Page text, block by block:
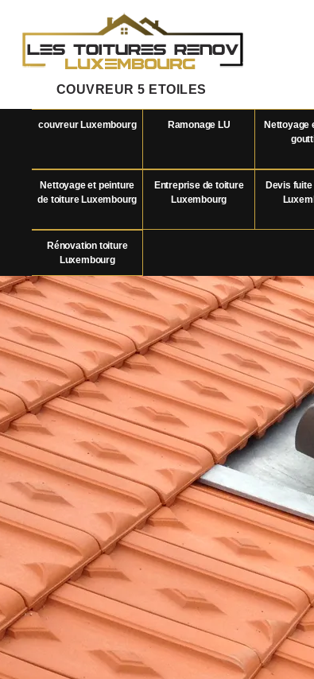
COUVREUR 5 ETOILES
couvreur Luxembourg Ramonage LU
Nettoyage
Nettoyage et peinture
de toiture Luxembourg
Entreprise de toiture
Luxembourg
Devis
Rénovation toiture
Luxembourg